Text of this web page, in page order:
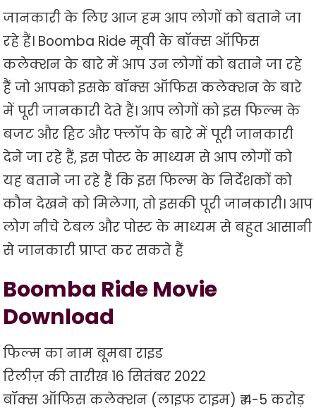
जानकारी के लिए आज हम आप लोगों को बताने जा
रहे हैं। Boomba Ride मूवी के बॉक्स ऑफिस
कलेक्शन के बारे में आप उन लोगों को बताने जा रहे
हैं जो आपको इसके बॉक्स ऑफिस कलेक्शन के बारे
में पूरी जानकारी देते हैं। आप लोगों को इस फिल्म के
बजट और हिट और फ्लॉप के बारे में पूरी जानकारी
देने जा रहे हैं, इस पोस्ट के माध्यम से आप लोगों को
यह बताने जा रहे हैं कि इस फिल्म के निर्देशकों को
कौन देखने को मिलेगा, तो इसकी पूरी जानकारी। आप
लोग नीचे टेबल और पोस्ट के माध्यम से बहुत आसानी
से जानकारी प्राप्त कर सकते हैं
Boomba Ride Movie
Download
फिल्म का नाम बूमबा राइड
रिलीज़ की तारीख 16 सितंबर 2022
बॉक्स ऑफिस कलेक्शन (लाइफ टाइम) ₹ 4-5 करोड़